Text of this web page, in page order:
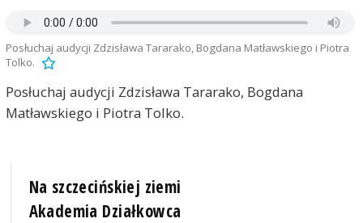
Posłuchaj audycji Zdzisława Tararako, Bogdana Matławskiego i Piotra
Tolko.
Posłuchaj audycji Zdzisława Tararako, Bogdana
Matławskiego i Piotra Tolko.
Na szczecińskiej ziemi
Akademia Działkowca